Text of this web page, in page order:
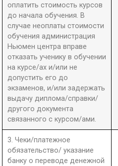
оплатить стоимость курсов
до начала обучения. В
случае неоплаты стоимости
обучения администрация
Ньюмен центра вправе
отказать ученику в обучении
на курсе/ах и/или не
допустить его до
экзаменов, и/или задержать
выдачу диплома/справки/
другого документа
связанного с курсом/ами.
3. Чеки/платежное
обязательство/ указание
банку о переводе денежной